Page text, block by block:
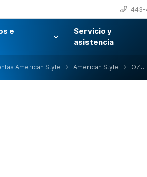
e
Servicio y
asistencia
American Style American Style